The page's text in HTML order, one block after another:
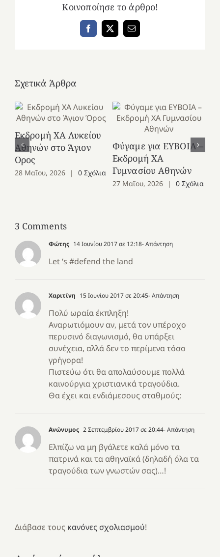
Κοινοποίησε το άρθρο!
Facebook
X Email
Σχετικά Άρθρα
Εκδρομή ΧΑ Λυκείου
Αθηνών στο Άγιον
Όρος
28 Μαΐου, 2026 | 0 Σχόλια
Φύγαμε για ΕΥΒΟΙΑ –
Εκδρομή ΧΑ
Γυμνασίου Αθηνών
27 Μαΐου, 2026 | 0 Σχόλια
3 Comments
Φώτης 14 Ιουνίου 2017 σε 12:18- Απάντηση
Let ‘s #defend the land
Χαριτίνη 15 Ιουνίου 2017 σε 20:45- Απάντηση
Πολύ ωραία έκπληξη!
Αναρωτιόμουν αν, μετά τον υπέροχο
περυσινό διαγωνισμό, θα υπάρξει
συνέχεια, αλλά δεν το περίμενα τόσο
γρήγορα!
Πιστεύω ότι θα απολαύσουμε πολλά
καινούργια χριστιανικά τραγούδια.
Θα έχει και ενδιάμεσους σταθμούς;
Ανώνυμος 2 Σεπτεμβρίου 2017 σε 20:44- Απάντηση
Ελπίζω να μη βγάλετε καλά μόνο τα
πατρινά και τα αθηναϊκά (δηλαδή όλα τα
τραγούδια των γνωστών σας)…!
Διάβασε τους κανόνες σχολιασμού!